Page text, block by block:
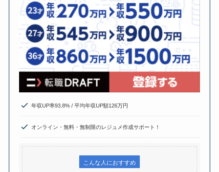
年収UP率93.8% / 平均年収UP額126万円
オンライン・無料・無制限のレジュメ作成サポート！
こんな人におすすめ